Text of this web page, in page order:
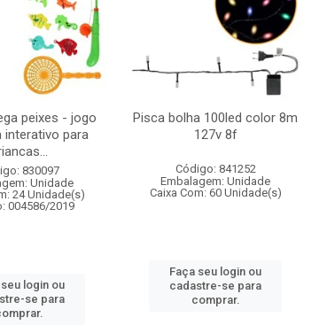
peixes - jogo
interativo para
830097
Unidade
24 Unidade(s)
004586/2019
login ou
se para
Pisca bolha 100led color 8m
127v 8f
Código: 841252
Embalagem: Unidade
Caixa Com: 60 Unidade(s)
Faça seu login ou
cadastre-se para
comprar.